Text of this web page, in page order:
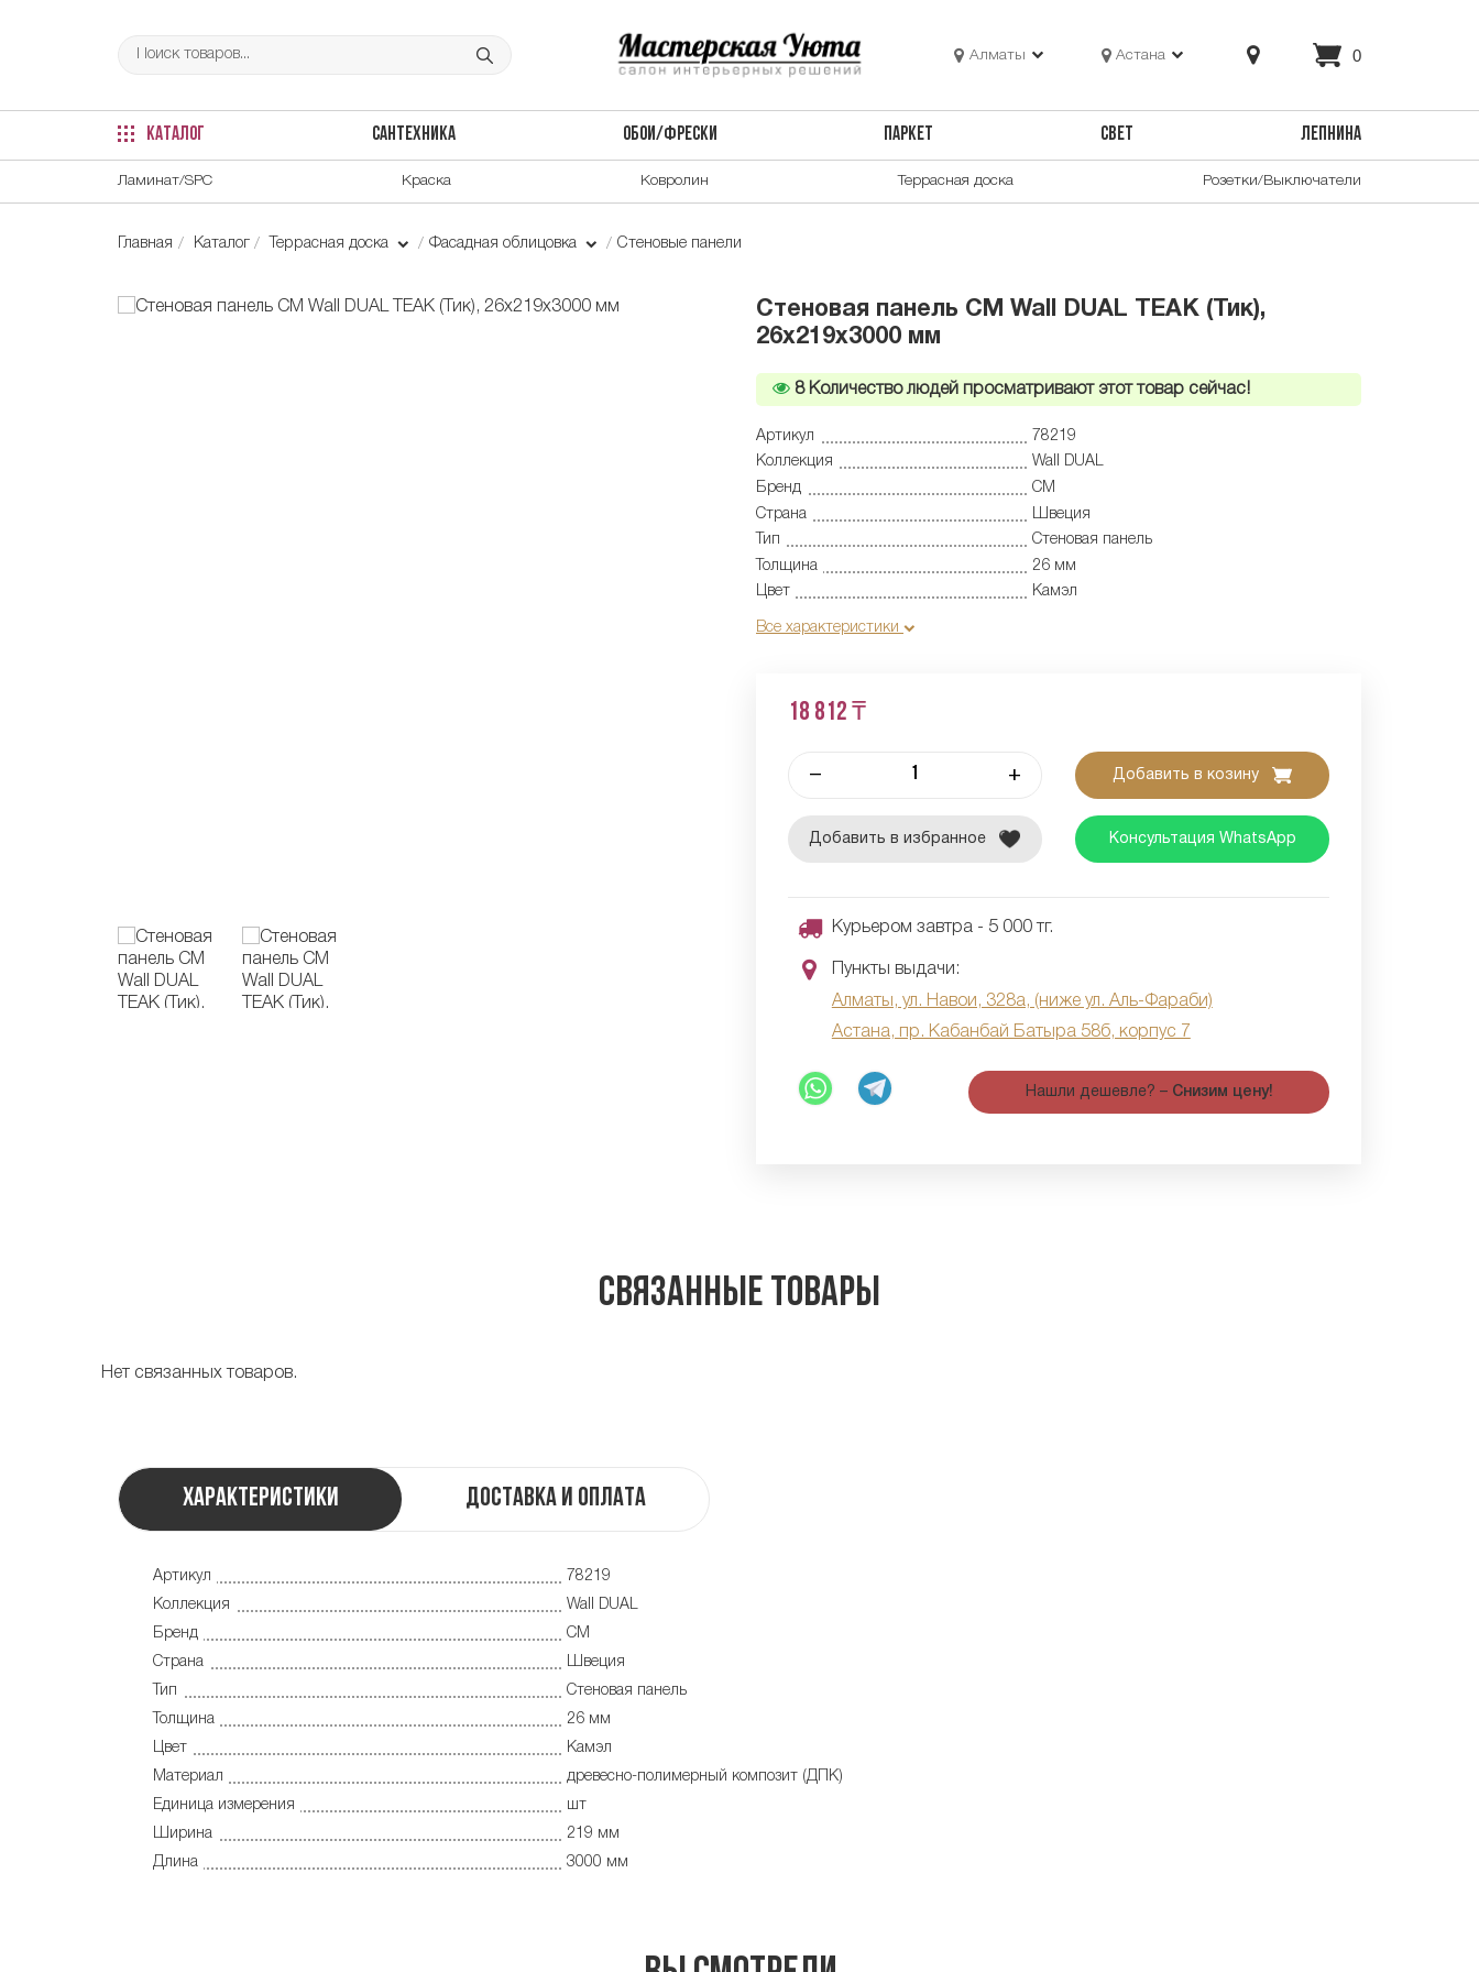
Алматы Астана 0
КАТАЛОГ САНТЕХНИКА ОБОИ/ФРЕСКИ ПАРКЕТ СВЕТ ЛЕПНИНА
Ламинат/SPC Краска Ковролин Террасная доска Розетки/Выключатели
Главная Каталог Террасная доска Фасадная облицовка Стеновые панели
Стеновая панель CM Wall DUAL TEAK (Тик),
26x219x3000 мм
8Количество людей просматривают этот товар сейчас!
Артикул
78219
Коллекция
Wall DUAL
Бренд
CM
Страна
Швеция
Тип
Cтеновая панель
Толщина
26 мм
Цвет
Камэл
Все характеристики
18 812 ₸
– + Добавить в козину
Добавить в избранное Консультация WhatsApp
Курьером завтра - 5 000 тг.
Пункты выдачи:
Алматы, ул. Навои, 328а, (ниже ул. Аль-Фараби)
Астана, пр. Кабанбай Батыра 58б, корпус 7
Нашли дешевле? – Снизим цену!
Связанные товары
Нет связанных товаров.
Характеристики Доставка и оплата
Артикул
78219
Коллекция
Wall DUAL
Бренд
CM
Страна
Швеция
Тип
Cтеновая панель
Толщина
26 мм
Цвет
Камэл
Материал
древесно-полимерный композит (ДПК)
Единица измерения
шт
Ширина
219 мм
Длина
3000 мм